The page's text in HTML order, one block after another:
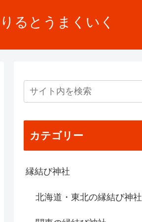
るとうまくいく
カテゴリー
縁結び神社
北海道・東北の縁結び神社